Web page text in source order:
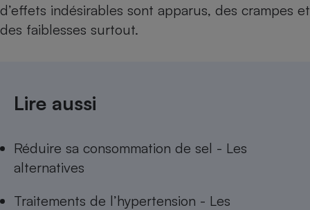
d’effets indésirables sont apparus, des crampes et
des faiblesses surtout.
Lire aussi
Réduire sa consommation de sel - Les
alternatives
Traitements de l’hypertension - Les